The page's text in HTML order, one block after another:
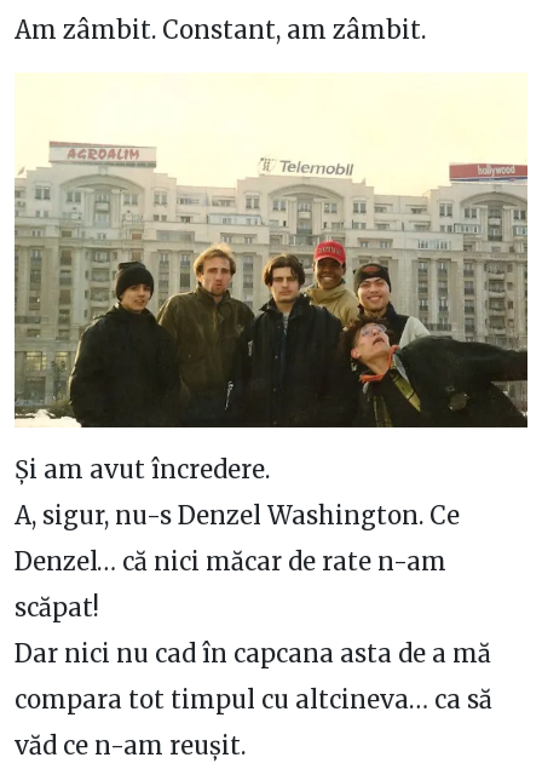
Am zâmbit. Constant, am zâmbit.
Și am avut încredere.
A, sigur, nu-s Denzel Washington. Ce
Denzel… că nici măcar de rate n-am
scăpat!
Dar nici nu cad în capcana asta de a mă
compara tot timpul cu altcineva… ca să
văd ce n-am reușit.